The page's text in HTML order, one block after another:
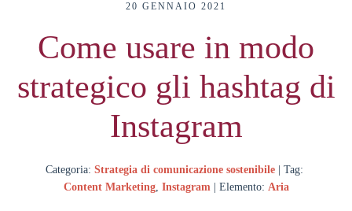
20 GENNAIO 2021
Come usare in modo
strategico gli hashtag di
Instagram
Categoria: Strategia di comunicazione sostenibile | Tag:
Content Marketing, Instagram| Elemento: Aria